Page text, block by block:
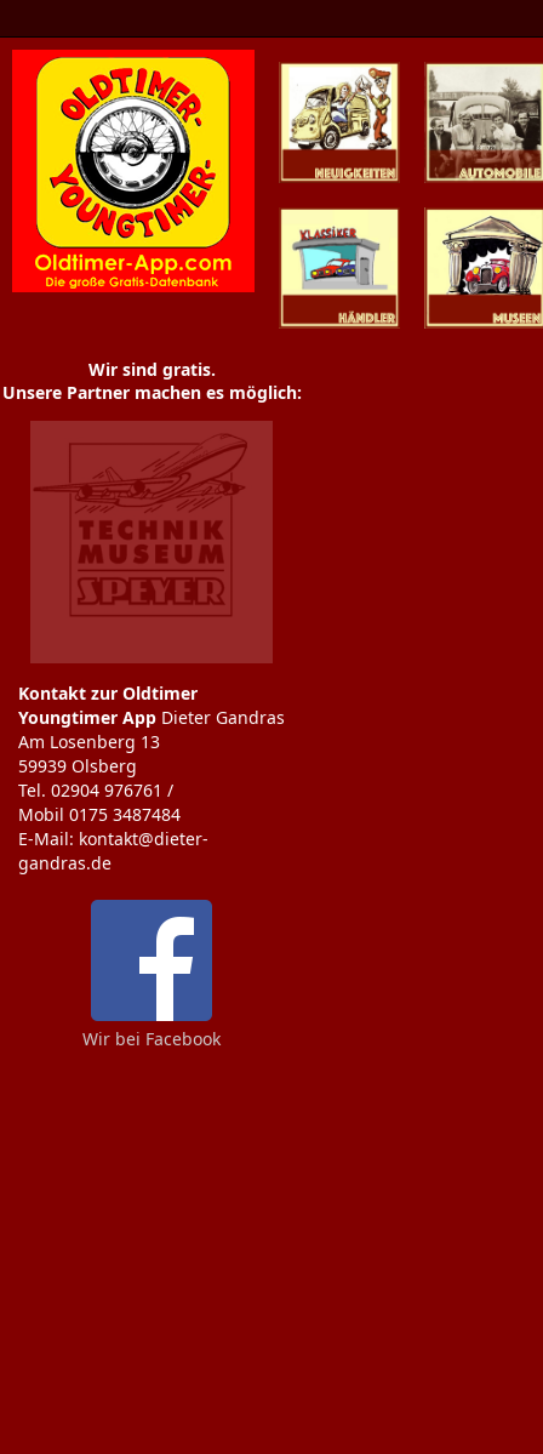
Youngtimer
Wir sind gratis.
Unsere Partner machen es möglich:
Kontakt zur Oldtimer
Youngtimer App Dieter Gandras
Am Losenberg 13
59939 Olsberg
Tel. 02904 976761 /
Mobil 0175 3487484
E-Mail: kontakt@dieter-
gandras.de
Wir bei Facebook